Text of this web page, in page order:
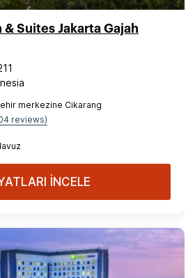
& Suites Jakarta Gajah
merkezine Cikarang
reviews)
İNCELE